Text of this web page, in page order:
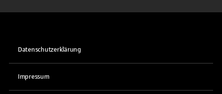
Datenschutzerklärung
Impressum